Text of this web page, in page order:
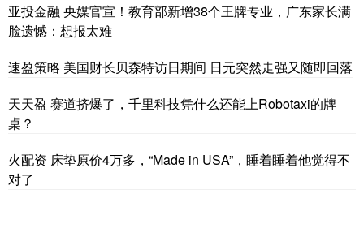
亚投金融 央媒官宣！教育部新增38个王牌专业，广东家长满
脸遗憾：想报太难
速盈策略 美国财长贝森特访日期间 日元突然走强又随即回落
天天盈 赛道挤爆了，千里科技凭什么还能上Robotaxi的牌
桌？
火配资 床垫原价4万多，“Made in USA”，睡着睡着他觉得不
对了